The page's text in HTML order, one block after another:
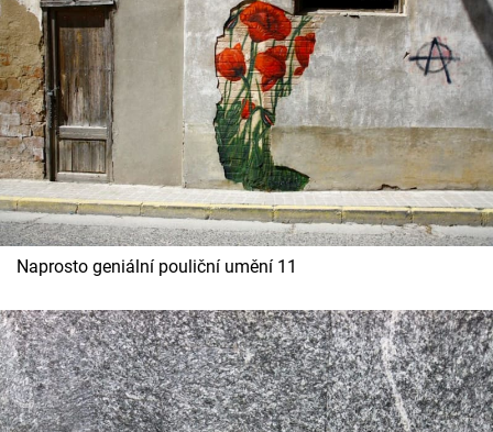
Naprosto geniální pouliční umění 11